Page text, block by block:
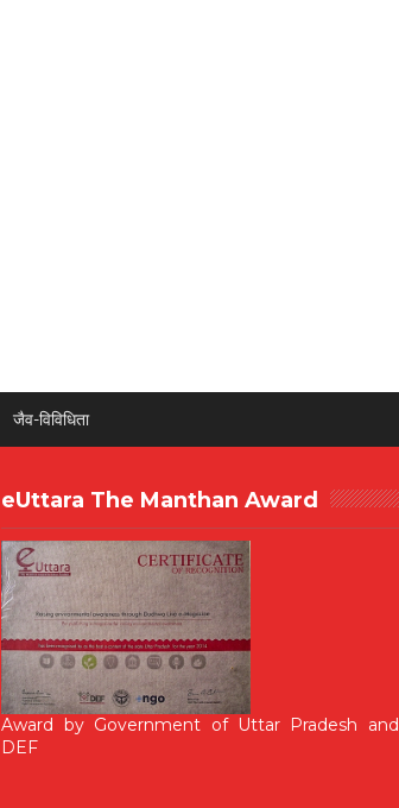
जैव-विविधिता
eUttara The Manthan Award
Award by Government of Uttar Pradesh and
DEF